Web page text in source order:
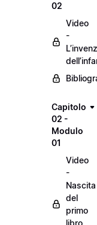
02
Video
-
Capitolo
02 -
Modulo
01
Video
-
Nascita
del
primo
libro